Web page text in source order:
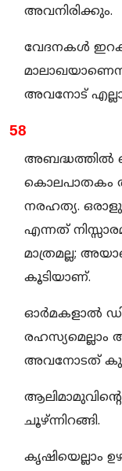
അവനിരിക്കും.
വേദനകൾ
അവനോട്
58
അബദ്ധത്തിൽ
കൊലപാതകം
നരഹത്യ.
എന്നത്
മാത്രമല്ല;
കൂടിയാണ്.
ഓർമകളാൽ
രഹസ്യമെല്ലാം
അവനോടത്
ചൂഴ്ന്നിറങ്ങി.
കൃഷിയെല്ലാം